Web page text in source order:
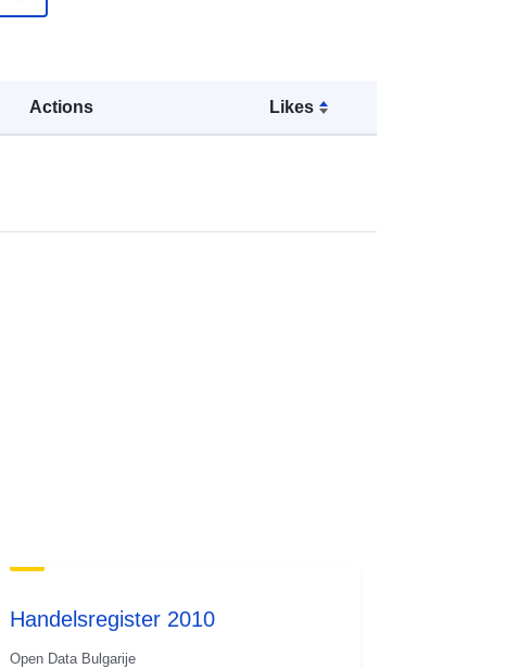
Actions Likes
Handelsregister 2010
Open Data Bulgarije